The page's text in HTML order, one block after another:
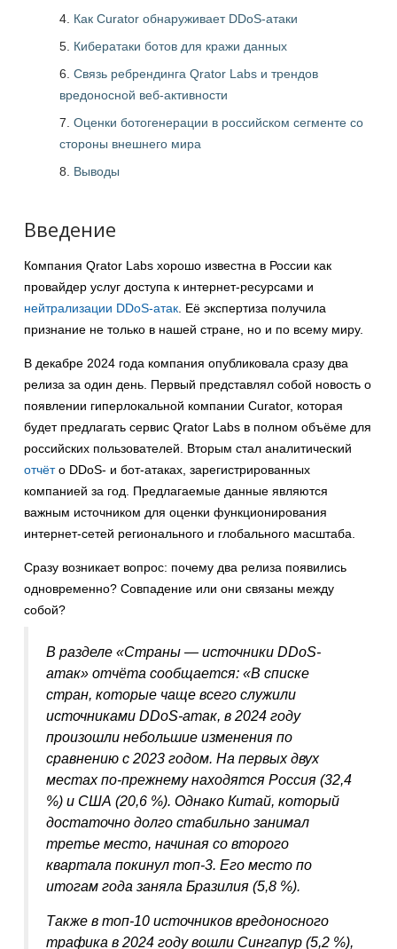
Как Curator обнаруживает DDoS-атаки
Кибератаки ботов для кражи данных
Связь ребрендинга Qrator Labs и трендов
вредоносной веб-активности
Оценки ботогенерации в российском сегменте со
стороны внешнего мира
Выводы
Введение
Компания Qrator Labs хорошо известна в России как
провайдер услуг доступа к интернет-ресурсами и
нейтрализации DDoS-атак. Её экспертиза получила
признание не только в нашей стране, но и по всему миру.
В декабре 2024 года компания опубликовала сразу два
релиза за один день. Первый представлял собой новость о
появлении гиперлокальной компании Curator, которая
будет предлагать сервис Qrator Labs в полном объёме для
российских пользователей. Вторым стал аналитический
отчёто DDoS- и бот-атаках, зарегистрированных
компанией за год. Предлагаемые данные являются
важным источником для оценки функционирования
интернет-сетей регионального и глобального масштаба.
Сразу возникает вопрос: почему два релиза появились
одновременно? Совпадение или они связаны между
собой?
В разделе «Страны — источники DDoS-
атак» отчёта сообщается: «В списке
стран, которые чаще всего служили
источниками DDoS-атак, в 2024 году
произошли небольшие изменения по
сравнению с 2023 годом. На первых двух
местах по-прежнему находятся Россия (32,4
%) и США (20,6 %). Однако Китай, который
достаточно долго стабильно занимал
третье место, начиная со второго
квартала покинул топ-3. Его место по
итогам года заняла Бразилия (5,8 %).
Также в топ-10 источников вредоносного
трафика в 2024 году вошли Сингапур (5,2 %),